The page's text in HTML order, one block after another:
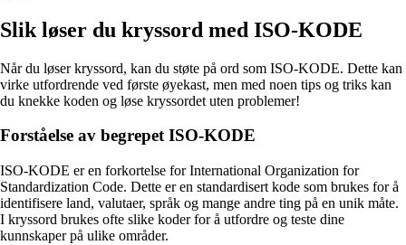
Slik løser du kryssord med ISO-KODE
Når du løser kryssord, kan du støte på ord som ISO-KODE. Dette kan
virke utfordrende ved første øyekast, men med noen tips og triks kan
du knekke koden og løse kryssordet uten problemer!
Forståelse av begrepet ISO-KODE
ISO-KODE er en forkortelse for International Organization for
Standardization Code. Dette er en standardisert kode som brukes for å
identifisere land, valutaer, språk og mange andre ting på en unik måte.
I kryssord brukes ofte slike koder for å utfordre og teste dine
kunnskaper på ulike områder.